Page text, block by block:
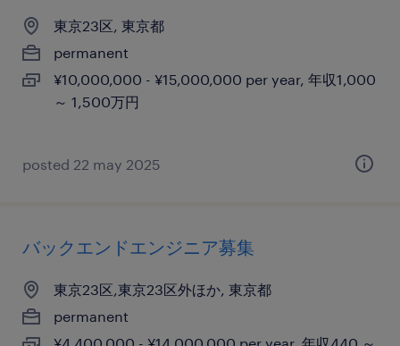
東京23区, 東京都
permanent
¥10,000,000 - ¥15,000,000 per year, 年収1,000
～ 1,500万円
posted 22 may 2025
バックエンドエンジニア募集
東京23区,東京23区外ほか, 東京都
permanent